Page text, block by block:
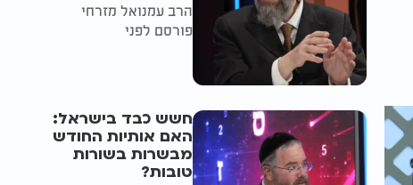
הרב עמנואל מזרחי
פורסם לפני
חשש כבד בישראל:
האם אותיות החודש
מבשרות בשורות
טובות?